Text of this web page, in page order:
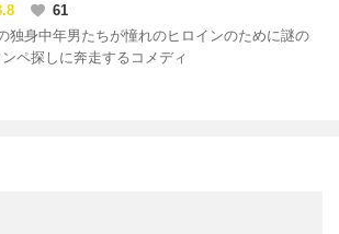
61
独身中年男たちが憧れのヒロインのために謎の
ペ探しに奔走するコメディ